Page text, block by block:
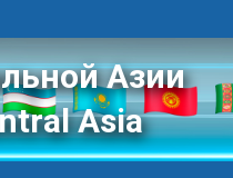
Азии
Asia